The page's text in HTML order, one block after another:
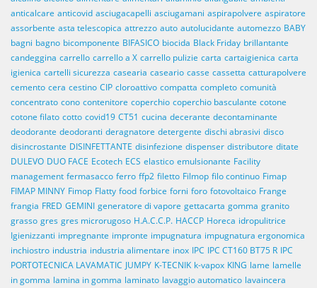
anticalcare anticovid asciugacapelli asciugamani aspirapolvere aspiratore
assorbente asta telescopica attrezzo auto autolucidante automezzo BABY
bagni bagno bicomponente BIFASICO biocida Black Friday brillantante
candeggina carrello carrello a X carrello pulizie carta cartaigienica carta
igienica cartelli sicurezza casearia caseario casse cassetta catturapolvere
cemento cera cestino CIP cloroattivo compatta completo comunità
concentrato cono contenitore coperchio coperchio basculante cotone
cotone filato cotto covid19 CT51 cucina decerante decontaminante
deodorante deodoranti deragnatore detergente dischi abrasivi disco
disincrostante DISINFETTANTE disinfezione dispenser distributore ditate
DULEVO DUO FACE Ecotech ECS elastico emulsionante Facility
management fermasacco ferro ffp2 filetto Filmop filo continuo Fimap
FIMAP MINNY Fimop Flatty food forbice forni foro fotovoltaico Frange
frangia FRED GEMINI generatore di vapore gettacarta gomma granito
grasso gres gres microrugoso H.A.C.C.P. HACCP Horeca idropulitrice
Igienizzanti impregnante impronte impugnatura impugnatura ergonomica
inchiostro industria industria alimentare inox IPC IPC CT160 BT75 R IPC
PORTOTECNICA LAVAMATIC JUMPY K-TECNIK k-vapox KING lame lamelle
in gomma lamina in gomma laminato lavaggio automatico lavaincera